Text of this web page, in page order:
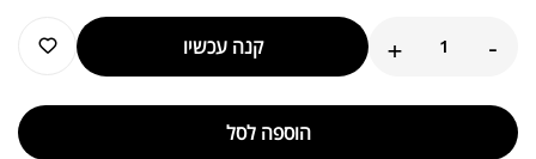
-
+ קנה עכשיו
הוספה לסל